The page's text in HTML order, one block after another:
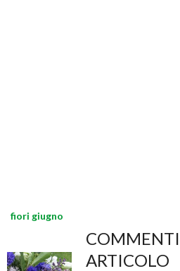
fiori giugno
ARTICOLO